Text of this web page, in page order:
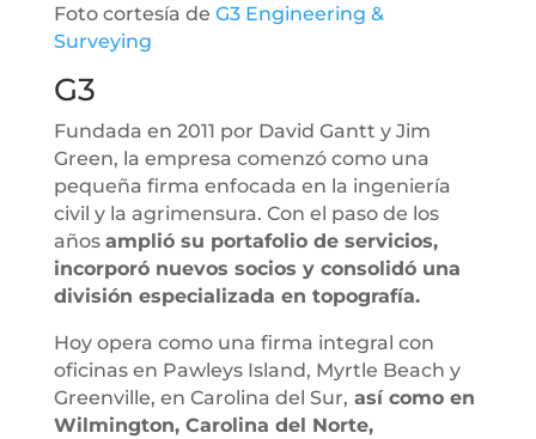
Foto cortesía de G3 Engineering &
Surveying
G3
Fundada en 2011 por David Gantt y Jim
Green, la empresa comenzó como una
pequeña firma enfocada en la ingeniería
civil y la agrimensura. Con el paso de los
años amplió su portafolio de servicios,
incorporó nuevos socios y consolidó una
división especializada en topografía.
Hoy opera como una firma integral con
oficinas en Pawleys Island, Myrtle Beach y
Greenville, en Carolina del Sur, así como en
Wilmington, Carolina del Norte,